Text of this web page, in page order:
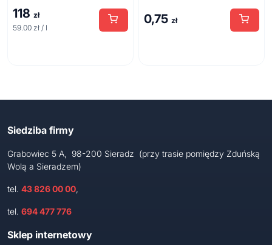
118 zł
59.00 zł / l
0,75 zł
Siedziba firmy
Grabowiec 5 A, 98-200 Sieradz (przy trasie pomiędzy Zduńską
Wolą a Sieradzem)
tel. 43 826 00 00,
tel. 694 477 776
Sklep internetowy